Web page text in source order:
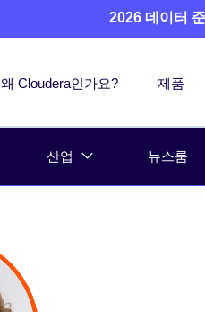
2026 데이터
왜 Cloudera인가요? 제품
산업 뉴스룸